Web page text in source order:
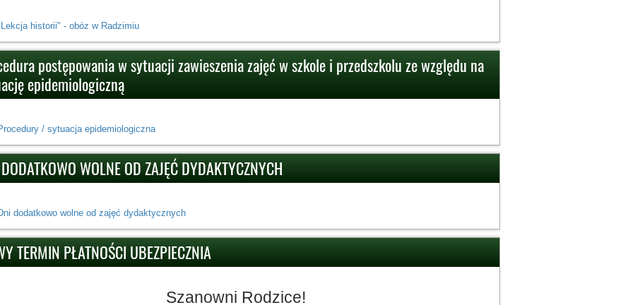
historii" - obóz w Radzimiu
postępowania w sytuacji zawieszenia zajęć w szkole i przedszkolu ze względu na
epidemiologiczną
/ sytuacja epidemiologiczna
WOLNE OD ZAJĘĆ DYDAKTYCZNYCH
dodatkowo wolne od zajęć dydaktycznych
TERMIN PŁATNOŚCI UBEZPIECZNIA
Szanowni Rodzice!